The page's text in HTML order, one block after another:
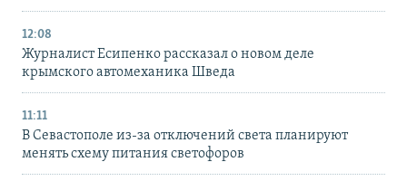
12:08
Журналист Есипенко рассказал о новом деле
крымского автомеханика Шведа
11:11
В Севастополе из-за отключений света планируют
менять схему питания светофоров